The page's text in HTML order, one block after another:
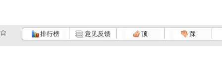
排行榜 意见反馈 顶 踩